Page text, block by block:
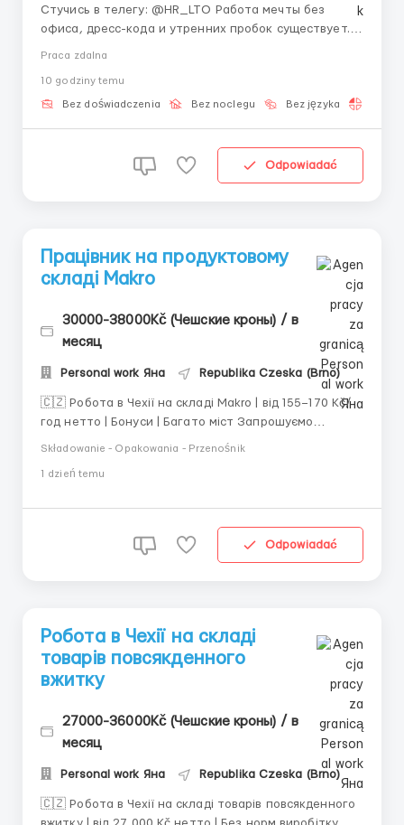
Стучись в телегу: @HR_LTO Работа мечты без
офиса, дресс-кода и утренних пробок существует.
автоматизируем бизнес-процессы, а тебе
предлагаем стать нашим голосом в сети. Нет
Praca zdalna
10 godziny temu
Bez doświadczenia Bez noclegu Bez języka
Odpowiadać
Працівник на продуктовому
складі Makro
30000-38000Kč (Чешские кроны) / в
месяц
Personal work Яна Republika Czeska (Brno)
🇨🇿 Робота в Чехії на складі Makro | від 155–170 Kč/
год нетто | Бонуси | Багато міст Запрошуємо
чоловіків, жінок та сімейні пари на роботу на
працевлаштування, стабільна робота, можливість
Składowanie - Opakowania - Przenośnik
1 dzień temu
Odpowiadać
Робота в Чехії на складі
товарів повсякденного
вжитку
27000-36000Kč (Чешские кроны) / в
месяц
Personal work Яна Republika Czeska (Brno)
🇨🇿 Робота в Чехії на складі товарів повсякденного